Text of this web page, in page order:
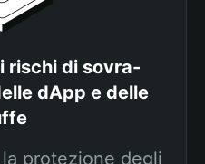
rischi di sovra-
dApp e delle
protezione degli